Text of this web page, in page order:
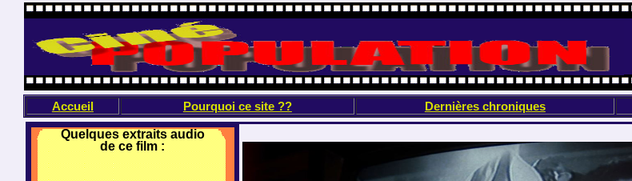
Accueil Pourquoi ce site ?? Dernières chroniques
Quelques extraits audio
de ce film :